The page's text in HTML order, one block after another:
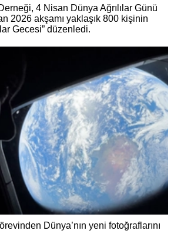
4 Nisan Dünya Ağrılılar Günü
2026 akşamı yaklaşık 800 kişinin
Gecesi” düzenledi.
Dünya’nın yeni fotoğraflarını